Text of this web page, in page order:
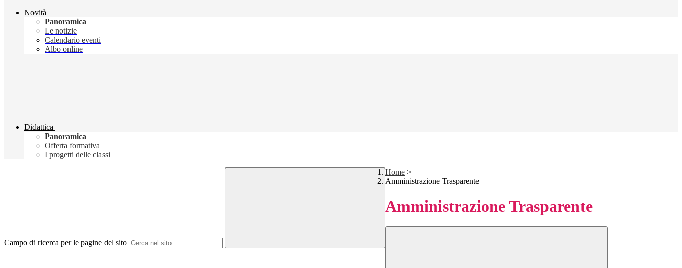
Novità
Panoramica
Le notizie
Calendario eventi
Albo online
Didattica
Panoramica
Offerta formativa
I progetti delle classi
Campo di ricerca per le pagine del sito
Home >
Amministrazione Trasparente
Amministrazione Trasparente